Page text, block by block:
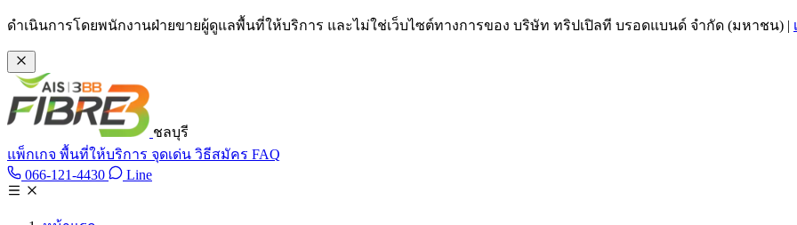
ข้ามไปเนื้อหาหลัก
ดำเนินการโดยพนักงานฝ่ายขายผู้ดูแลพื้นที่ให้บริการ และไม่ใช่เว็บไซต์ทางการของ บริษัท ทริปเปิลที บรอดแบนด์ จำกัด (มหาชน) |
ชลบุรี
แพ็กเกจ พื้นที่ให้บริการ จุดเด่น วิธีสมัคร FAQ
066-121-4430 โทร 066-121-4430
LineLine @tan3bb